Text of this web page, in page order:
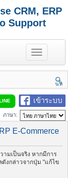
CRM, ERP
Support
T
o
g
e
n
a
v
i
a
o
n
นห
า
เข้าระบบ
ภาษา:
E-Commerce
มเป็นจริง หากมีการ
ดังกล่าวจากปุ่ม "แก้ไข